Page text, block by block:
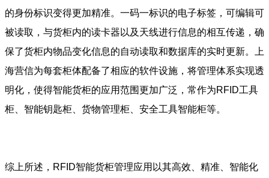
的身份标识变得更加精准。一码一标识的电子标签，可编辑可
被读取，与货柜内的读卡器以及天线进行信息的相互传递，确
保了货柜内物品变化信息的自动读取和数据库的实时更新。上
海营信为每套柜体配备了相应的软件设施，将管理体系实现透
明化，使得智能货柜的应用范围更加广泛，常作为RFID工具
柜、智能钥匙柜、货物管理柜、安全工具智能柜等。
综上所述，RFID智能货柜管理应用以其高效、精准、智能化